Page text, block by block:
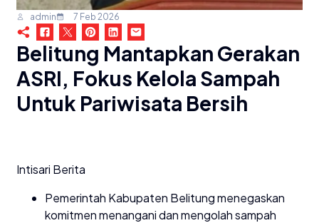
admin 7 Feb 2026
Belitung Mantapkan Gerakan
ASRI, Fokus Kelola Sampah
Untuk Pariwisata Bersih
Intisari Berita
Pemerintah Kabupaten Belitung menegaskan
komitmen menangani dan mengolah sampah